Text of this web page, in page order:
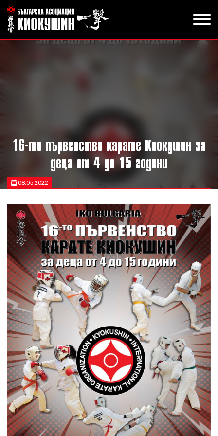
16-то първенство карате Киокушин за
деца от 4 до 15 години
08.05.2022